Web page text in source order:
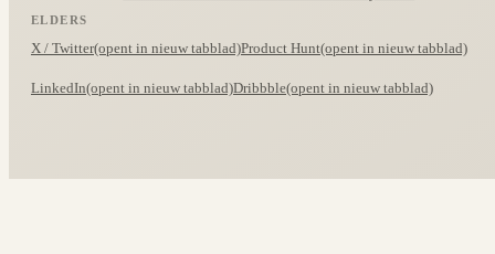
ELDERS
X / Twitter(opent in nieuw tabblad)Product Hunt(opent in nieuw tabblad)
LinkedIn(opent in nieuw tabblad)Dribbble(opent in nieuw tabblad)